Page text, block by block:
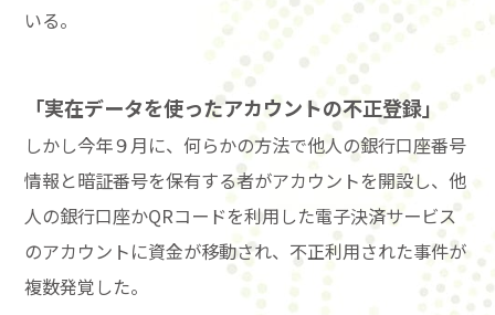
いる。
「実在データを使ったアカウントの不正登録」
しかし今年９月に、何らかの方法で他人の銀行口座番号
情報と暗証番号を保有する者がアカウントを開設し、他
人の銀行口座かQRコードを利用した電子決済サービス
のアカウントに資金が移動され、不正利用された事件が
複数発覚した。